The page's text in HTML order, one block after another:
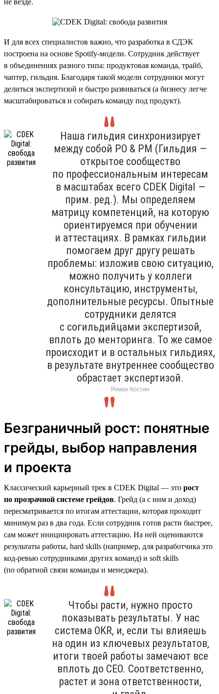
И для всех специалистов важно, что разработка в СДЭК
построена на основе Spotify-модели. Сотрудник действует
в объединениях разного типа: продуктовая команда, трайб,
чаптер, гильдия. Благодаря такой модели сотрудники могут
делиться экспертизой и быстро развиваться (а бизнесу легче
масштабироваться и собирать команду под продукт).
Наша гильдия синхронизирует
между собой PO & PM (Гильдия —
открытое сообщество
по профессиональным интересам
в масштабах всего CDEK Digital —
прим. ред.). Мы определяем
матрицу компетенций, на которую
ориентируемся при обучении
и аттестациях. В рамках гильдии
помогаем друг другу решать
проблемы: изложив свою ситуацию,
можно получить у коллеги
консультацию, инструменты,
дополнительные ресурсы. Опытные
сотрудники делятся
с согильдийцами экспертизой,
вплоть до менторинга. То же самое
происходит и в остальных гильдиях,
в результате внутреннее сообщество
обрастает экспертизой.
Роман Костин
Безграничный рост: понятные
грейды, выбор направления
и проекта
Классический карьерный трек в CDEK Digital — это рост
по прозрачной системе грейдов. Грейд (а с ним и доход)
пересматривается по итогам аттестации, которая проходит
минимум раз в два года. Если сотрудник готов расти быстрее,
сам может инициировать аттестацию. На ней оцениваются
результаты работы, hard skills (например, для разработчика это
код-ревью сотрудниками других команд) и soft skills
(по обратной связи команды и менеджера).
Чтобы расти, нужно просто
показывать результаты. У нас
система OKR, и, если ты влияешь
на один из ключевых результатов,
итоги твоей работы замечают все
вплоть до CEO. Соответственно,
растет и зона ответственности,